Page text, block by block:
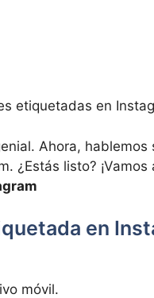
etiquetadas en
‌Ahora, hablemos
¿Estás listo? ¡Vamos
en
móvil.